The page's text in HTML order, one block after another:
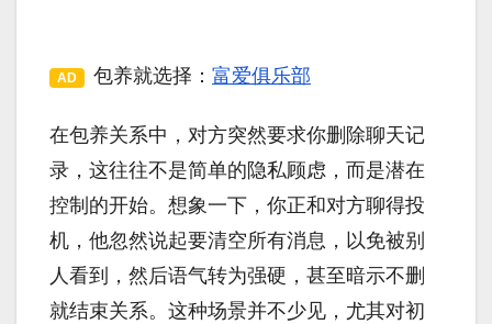
AD 包养就选择： 富爱俱乐部
在包养关系中，对方突然要求你删除聊天记
录，这往往不是简单的隐私顾虑，而是潜在
控制的开始。想象一下，你正和对方聊得投
机，他忽然说起要清空所有消息，以免被别
人看到，然后语气转为强硬，甚至暗示不删
就结束关系。这种场景并不少见，尤其对初